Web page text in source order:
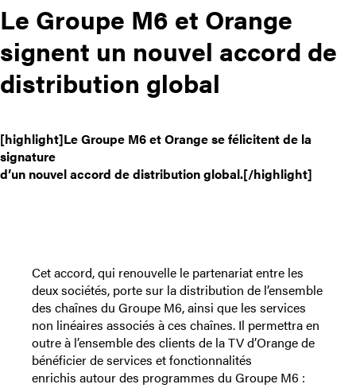
Le Groupe M6 et Orange
signent un nouvel accord de
distribution global
[highlight]Le Groupe M6 et Orange se félicitent de la
signature
d’un nouvel accord de distribution global.[/highlight]
Cet accord, qui renouvelle le partenariat entre les
deux sociétés, porte sur la distribution de l’ensemble
des chaînes du Groupe M6, ainsi que les services
non linéaires associés à ces chaînes. Il permettra en
outre à l’ensemble des clients de la TV d’Orange de
bénéficier de services et fonctionnalités
enrichis autour des programmes du Groupe M6 :